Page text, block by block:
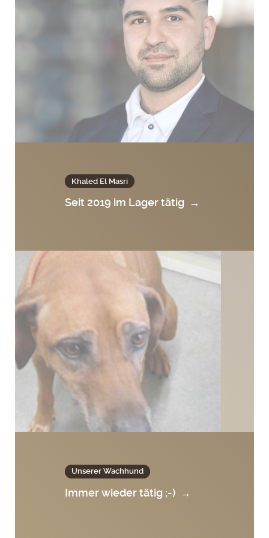
Khaled El Masri
Seit 2019 im Lager tätig →
Unserer Wachhund
Immer wieder tätig ;-) →